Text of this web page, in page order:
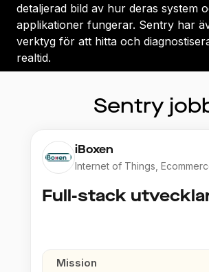
detaljerad bild av hur deras system
applikationer fungerar. Sentry har
verktyg för att hitta och
realtid.
Sentry
iBoxen
Internet of Things,
Full-stack
Mission